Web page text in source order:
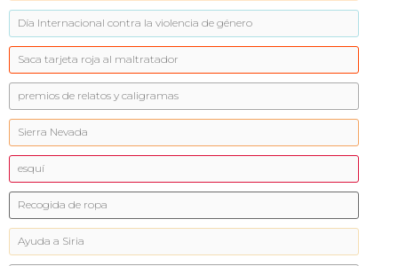
Día Internacional contra la violencia de género
Saca tarjeta roja al maltratador
premios de relatos y caligramas
Sierra Nevada
esquí
Recogida de ropa
Ayuda a Siria